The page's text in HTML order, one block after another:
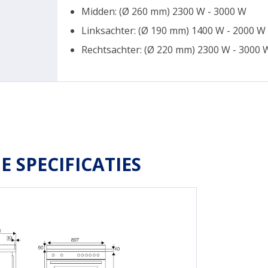
Midden: (Ø 260 mm) 2300 W - 3000 W
Linksachter: (Ø 190 mm) 1400 W - 2000 W
Rechtsachter: (Ø 220 mm) 2300 W - 3000
SPECIFICATIES